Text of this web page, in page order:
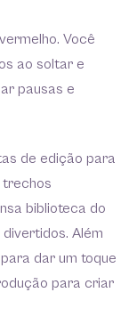
Você
ao soltar e
pausas e
de edição para
trechos
biblioteca do
Além
dar um toque
para criar